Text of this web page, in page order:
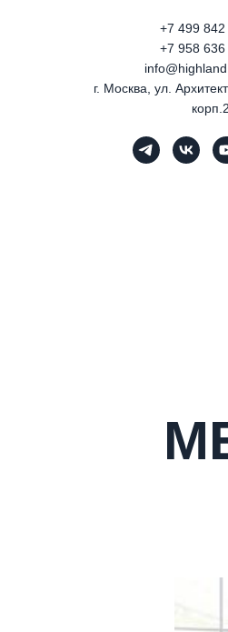
+7 499
+7 958 636
г. Москва, ул.
корп.2